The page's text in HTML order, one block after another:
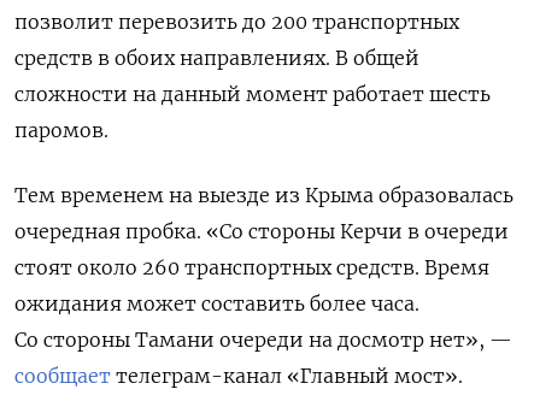
позволит перевозить до 200 транспортных
средств в обоих направлениях. В общей
сложности на данный момент работает шесть
паромов.
Тем временем на выезде из Крыма образовалась
очередная пробка. «Со стороны Керчи в очереди
стоят около 260 транспортных средств. Время
ожидания может составить более часа.
Со стороны Тамани очереди на досмотр нет», —
сообщает телеграм-канал «Главный мост».